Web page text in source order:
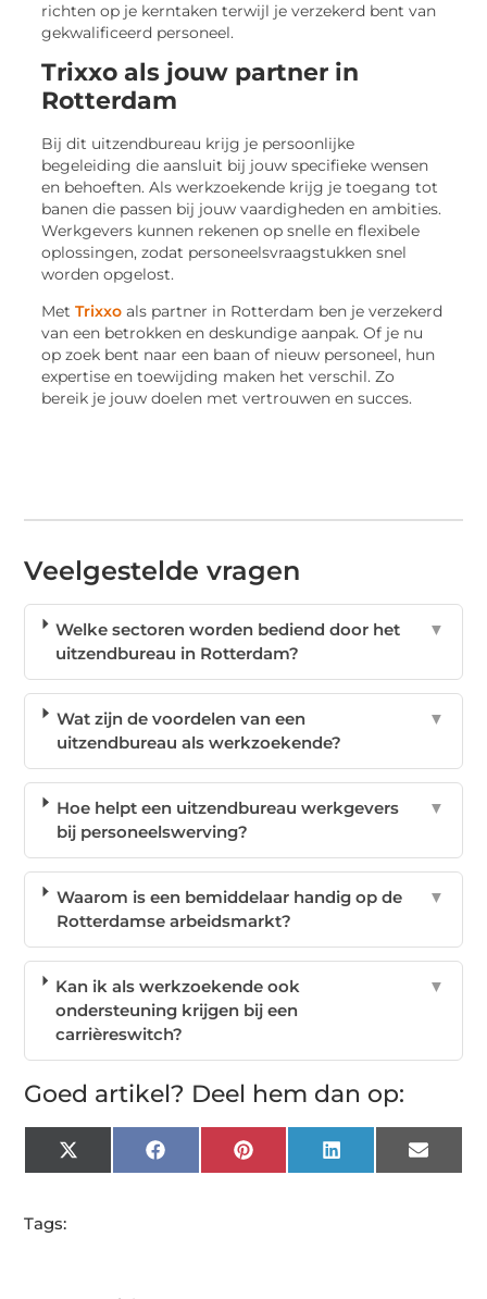
richten op je kerntaken terwijl je verzekerd bent van
gekwalificeerd personeel.
Trixxo als jouw partner in
Rotterdam
Bij dit uitzendbureau krijg je persoonlijke
begeleiding die aansluit bij jouw specifieke wensen
en behoeften. Als werkzoekende krijg je toegang tot
banen die passen bij jouw vaardigheden en ambities.
Werkgevers kunnen rekenen op snelle en flexibele
oplossingen, zodat personeelsvraagstukken snel
worden opgelost.
MetTrixxo als partner in Rotterdam ben je verzekerd
van een betrokken en deskundige aanpak. Of je nu
op zoek bent naar een baan of nieuw personeel, hun
expertise en toewijding maken het verschil. Zo
bereik je jouw doelen met vertrouwen en succes.
Veelgestelde vragen
Welke sectoren worden bediend door het
uitzendbureau in Rotterdam?
▼
Wat zijn de voordelen van een
uitzendbureau als werkzoekende?
▼
Hoe helpt een uitzendbureau werkgevers
bij personeelswerving?
▼
Waarom is een bemiddelaar handig op de
Rotterdamse arbeidsmarkt?
▼
Kan ik als werkzoekende ook
ondersteuning krijgen bij een
carrièreswitch?
▼
Goed artikel? Deel hem dan op:
X
(Twitter)
FacebookPinterest LinkedIn Email
Tags: